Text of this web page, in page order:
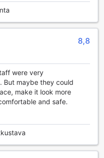
concierge-palvelu on
kysymyksissäsi ja
varaaminen tai
Wi-fi-yhteys on
tiloissa sekä kaikissa
seikkailuasi helposti.
joka takaa,
ilman häiriöitä.
lounge -pääsy, joka
tai
-palvelu varmistaa, että
painolastia.
ja kätevä myymälä,
ja herkkuja.
että huoneesi pysyy
8,8
were very
But maybe they could
make it look more
and safe.